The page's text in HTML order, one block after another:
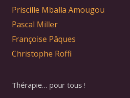
Priscille Mballa Amougou
Pascal Miller
Françoise Pâques
Christophe Roffi
Thérapie… pour tous !